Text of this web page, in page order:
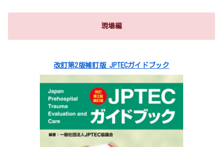
現場編
改訂第2版補訂版 JPTECガイドブック